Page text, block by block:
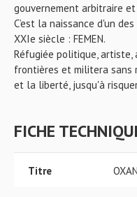
gouvernement arbitraire et
C’est la naissance d'un
XXIe siècle : FEMEN.
Réfugiée politique,
frontières et militera sans
et la liberté, jusqu'à
FICHE
Titre